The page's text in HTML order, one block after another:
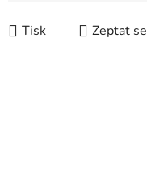
Tisk Zeptat se